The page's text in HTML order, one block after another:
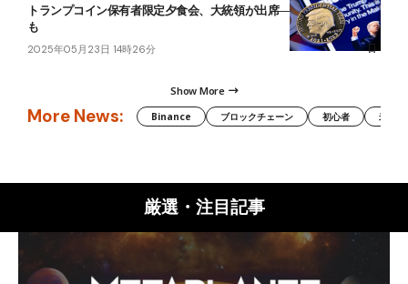
トランプコイン保有者限定夕食会、大統領が出席──日本人の出席者
も
2025年05月23日 14時26分
Show More
More News: Binance ブロックチェーン 初心者 米国
厳選・注目記事